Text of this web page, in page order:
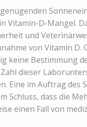
Vitamin-D-Mangel.
und
von Vitamin
keine Bestimmung
dieser
Eine im Auftrag des
Schluss, dass die
einen Fall von